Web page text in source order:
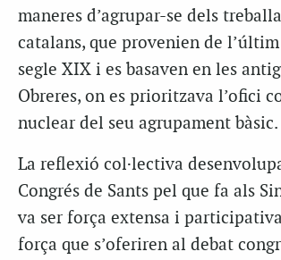
maneres d’agrupar-se dels
catalans, que provenien de
segle XIX i es basaven en les
Obreres, on es prioritzava l’ofici
nuclear del seu agrupament bàsic.
La reflexió col·lectiva
Congrés de Sants pel que fa als
va ser força extensa i
força que s’oferiren al debat